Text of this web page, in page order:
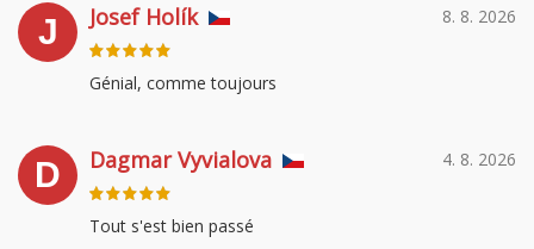
J 8. 8. 2026
Josef Holík
Génial, comme toujours
D 4. 8. 2026
Dagmar Vyvialova
Tout s'est bien passé